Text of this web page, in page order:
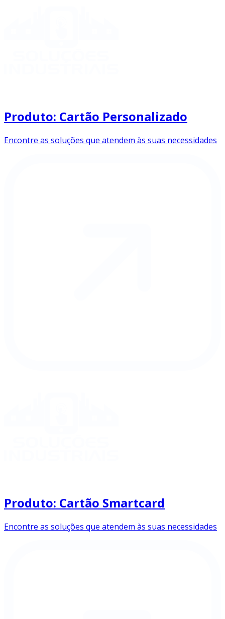
Produto: Cartão Personalizado
Encontre as soluções que atendem às suas necessidades
Produto: Cartão Smartcard
Encontre as soluções que atendem às suas necessidades